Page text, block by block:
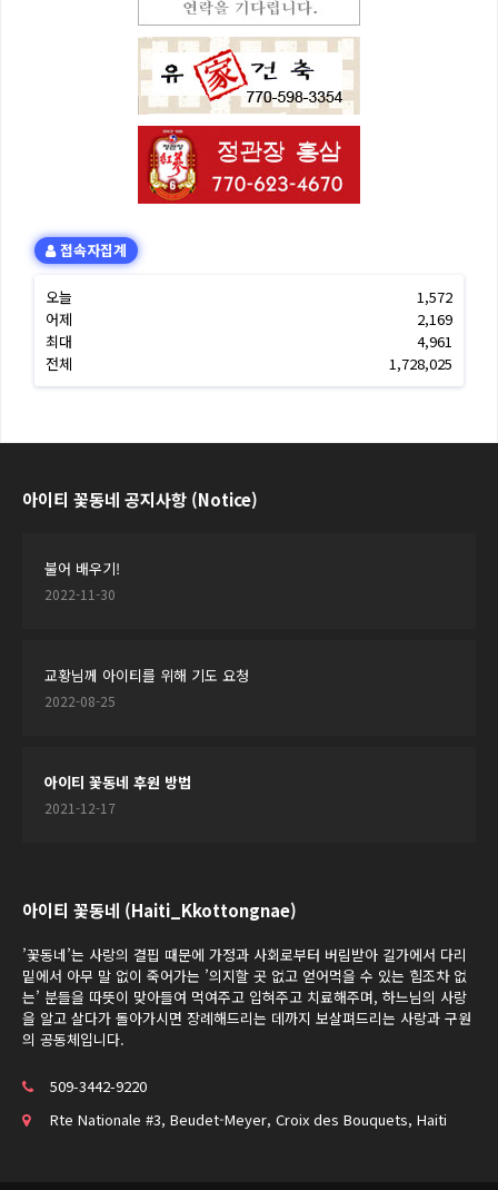
접속자집계
오늘
1,572
어제
2,169
최대
4,961
전체
1,728,025
아이티 꽃동네 공지사항 (Notice)
불어 배우기!
2022-11-30
교황님께 아이티를 위해 기도 요청
2022-08-25
아이티 꽃동네 후원 방법
2021-12-17
아이티 꽃동네 (Haiti_Kkottongnae)
’꽃동네’는 사랑의 결핍 때문에 가정과 사회로부터 버림받아 길가에서 다리
밑에서 아무 말 없이 죽어가는 ’의지할 곳 없고 얻어먹을 수 있는 힘조차 없
는’ 분들을 따뜻이 맞아들여 먹여주고 입혀주고 치료해주며, 하느님의 사랑
을 알고 살다가 돌아가시면 장례해드리는 데까지 보살펴드리는 사랑과 구원
의 공동체입니다.
509-3442-9220
Rte Nationale #3, Beudet-Meyer, Croix des Bouquets, Haiti